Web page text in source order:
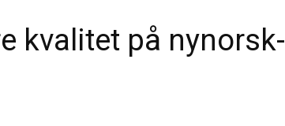
kvalitet på nynorsk-